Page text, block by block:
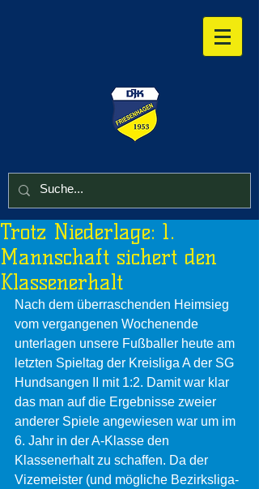
Trotz Niederlage: 1.
Mannschaft sichert den
Klassenerhalt
Nach dem überraschenden Heimsieg
vom vergangenen Wochenende
unterlagen unsere Fußballer heute am
letzten Spieltag der Kreisliga A der SG
Hundsangen II mit 1:2. Damit war klar
das man auf die Ergebnisse zweier
anderer Spiele angewiesen war um im
6. Jahr in der A-Klasse den
Klassenerhalt zu schaffen. Da der
Vizemeister (und mögliche Bezirksliga-